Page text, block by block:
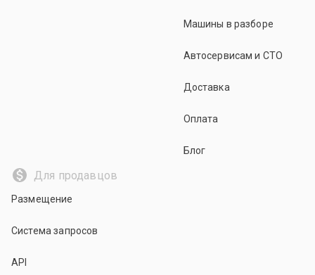
Машины в разборе
Автосервисам и СТО
Доставка
Оплата
Блог
Для продавцов
Размещение
Система запросов
API